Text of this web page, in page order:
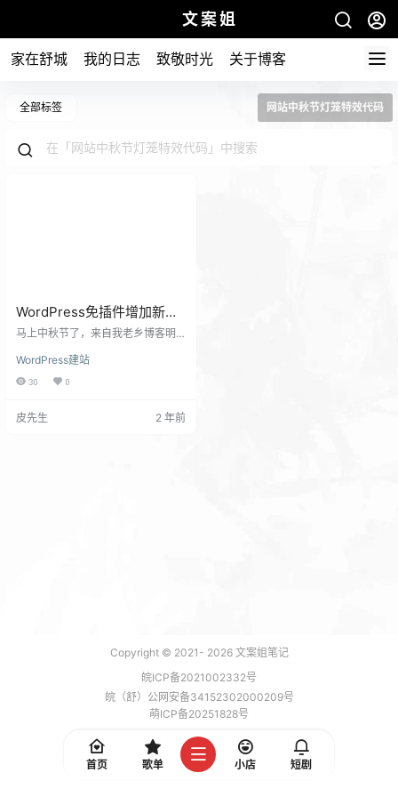
文案姐
家在舒城 我的日志 致敬时光 关于博客
全部标签 网站中秋节灯笼特效代码
WordPress免插件增加新年
中秋节灯笼特效代码教程
马上中秋节了，来自我老乡博客明
常漂亮的灯笼代码； 这个样式代码
可以加在自己的主题CSS样式文件
信息位置添加就可以了。； 其中中
WordPress建站
30 0
皮先生 2 年前
Copyright © 2021- 2026文案姐笔记
皖ICP备2021002332号
皖（舒）公网安备34152302000209号
萌ICP备20251828号
加载 7 能，功耗 0.1797 焦耳
首页
歌单 小店 短剧